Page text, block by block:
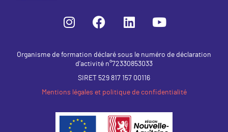
Organisme de formation déclaré sous le numéro de déclaration
d’activité n°72330853033
SIRET 529 817 157 00116
Mentions légales et politique de confidentialité